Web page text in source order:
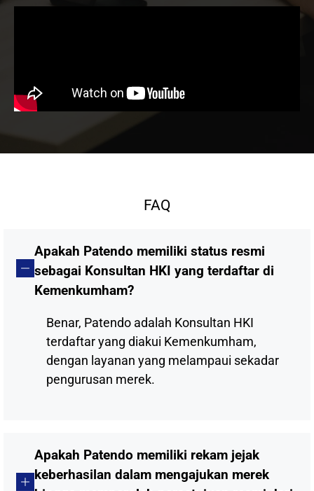
FAQ
Apakah Patendo memiliki status resmi
sebagai Konsultan HKI yang terdaftar di
Kemenkumham?
Benar, Patendo adalah Konsultan HKI
terdaftar yang diakui Kemenkumham,
dengan layanan yang melampaui sekadar
pengurusan merek.
Apakah Patendo memiliki rekam jejak
keberhasilan dalam mengajukan merek